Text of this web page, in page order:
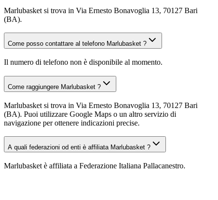
Marlubasket si trova in Via Ernesto Bonavoglia 13, 70127 Bari
(BA).
Come posso contattare al telefono Marlubasket ?
Il numero di telefono non è disponibile al momento.
Come raggiungere Marlubasket ?
Marlubasket si trova in Via Ernesto Bonavoglia 13, 70127 Bari
(BA). Puoi utilizzare Google Maps o un altro servizio di
navigazione per ottenere indicazioni precise.
A quali federazioni od enti è affiliata Marlubasket ?
Marlubasket è affiliata a Federazione Italiana Pallacanestro.